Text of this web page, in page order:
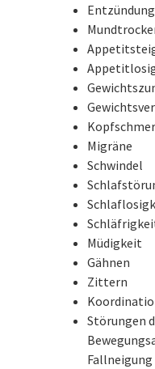
Migräne
Schwindel
Müdigkeit
Gähnen
Zittern
Störungen
Fallneigung